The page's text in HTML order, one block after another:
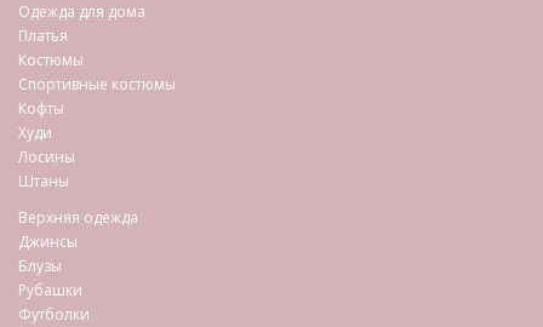
Одежда для дома
Платья
Костюмы
Спортивные костюмы
Кофты
Худи
Лосины
Штаны
Верхняя одежда
Джинсы
Блузы
Рубашки
Футболки